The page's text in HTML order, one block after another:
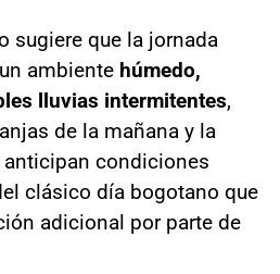
sugiere que la jornada
ambiente húmedo,
lluvias intermitentes,
de la mañana y la
anticipan condiciones
clásico día bogotano que
adicional por parte de